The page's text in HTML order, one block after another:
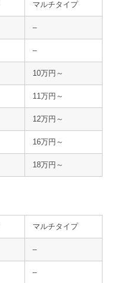
マルチタイプ
–
–
10万円～
11万円～
12万円～
16万円～
18万円～
マルチタイプ
–
–